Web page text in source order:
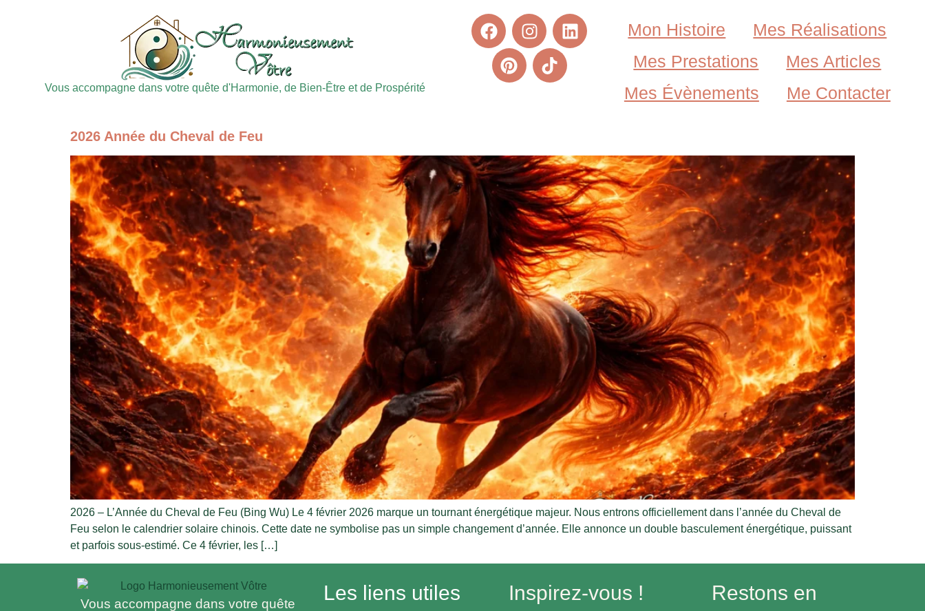
Vous accompagne dans votre quête d'Harmonie, de Bien-Être et de Prospérité
Mon Histoire
Mes Réalisations
Mes Prestations
Mes Articles
Mes Évènements
Me Contacter
2026 Année du Cheval de Feu
2026 – L’Année du Cheval de Feu (Bing Wu) Le 4 février 2026 marque un tournant énergétique majeur. Nous entrons officiellement dans l’année du Cheval de
Feu selon le calendrier solaire chinois. Cette date ne symbolise pas un simple changement d’année. Elle annonce un double basculement énergétique, puissant
et parfois sous-estimé. Ce 4 février, les […]
Vous accompagne dans votre quête
Les liens utiles Inspirez-vous !
Restons en